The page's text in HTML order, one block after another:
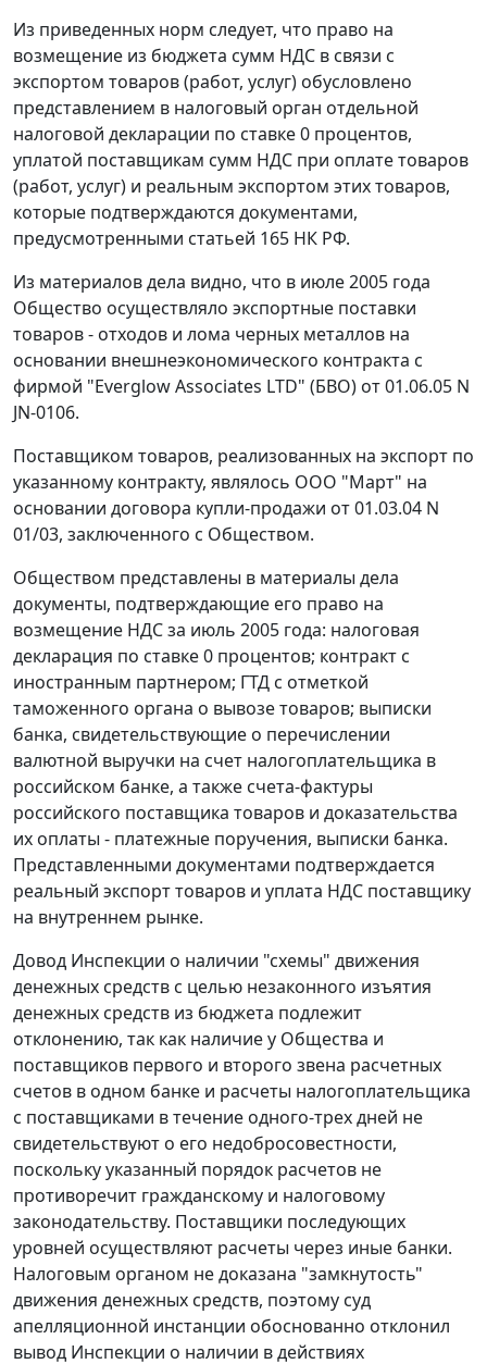
Из приведенных норм следует, что право на
возмещение из бюджета сумм НДС в связи с
экспортом товаров (работ, услуг) обусловлено
представлением в налоговый орган отдельной
налоговой декларации по ставке 0 процентов,
уплатой поставщикам сумм НДС при оплате товаров
(работ, услуг) и реальным экспортом этих товаров,
которые подтверждаются документами,
предусмотренными статьей 165 НК РФ.
Из материалов дела видно, что в июле 2005 года
Общество осуществляло экспортные поставки
товаров - отходов и лома черных металлов на
основании внешнеэкономического контракта с
фирмой "Everglow Associates LTD" (БВО) от 01.06.05 N
JN-0106.
Поставщиком товаров, реализованных на экспорт по
указанному контракту, являлось ООО "Март" на
основании договора купли-продажи от 01.03.04 N
01/03, заключенного с Обществом.
Обществом представлены в материалы дела
документы, подтверждающие его право на
возмещение НДС за июль 2005 года: налоговая
декларация по ставке 0 процентов; контракт с
иностранным партнером; ГТД с отметкой
таможенного органа о вывозе товаров; выписки
банка, свидетельствующие о перечислении
валютной выручки на счет налогоплательщика в
российском банке, а также счета-фактуры
российского поставщика товаров и доказательства
их оплаты - платежные поручения, выписки банка.
Представленными документами подтверждается
реальный экспорт товаров и уплата НДС поставщику
на внутреннем рынке.
Довод Инспекции о наличии "схемы" движения
денежных средств с целью незаконного изъятия
денежных средств из бюджета подлежит
отклонению, так как наличие у Общества и
поставщиков первого и второго звена расчетных
счетов в одном банке и расчеты налогоплательщика
с поставщиками в течение одного-трех дней не
свидетельствуют о его недобросовестности,
поскольку указанный порядок расчетов не
противоречит гражданскому и налоговому
законодательству. Поставщики последующих
уровней осуществляют расчеты через иные банки.
Налоговым органом не доказана "замкнутость"
движения денежных средств, поэтому суд
апелляционной инстанции обоснованно отклонил
вывод Инспекции о наличии в действиях